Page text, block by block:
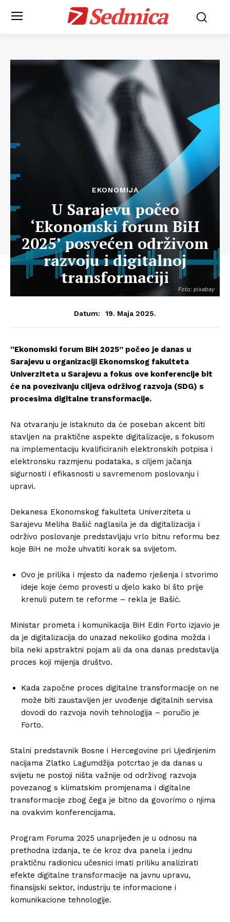
Sedmica
Foto: pixabay
EKONOMIJA
U Sarajevu počeo
‘Ekonomski forum BiH
2025’ posvećen održivom
razvoju i digitalnoj
transformaciji
Datum: 19. Maja 2025.
“Ekonomski forum BiH 2025” počeo je danas u
Sarajevu u organizaciji Ekonomskog fakulteta
Univerziteta u Sarajevu a fokus ove konferencije bit
će na povezivanju ciljeva održivog razvoja (SDG) s
procesima digitalne transformacije.
Na otvaranju je istaknuto da će poseban akcent biti
stavljen na praktične aspekte digitalizacije, s fokusom
na implementaciju kvalificiranih elektronskih potpisa i
elektronsku razmjenu podataka, s ciljem jačanja
sigurnosti i efikasnosti u savremenom poslovanju i
upravi.
Dekanesa Ekonomskog fakulteta Univerziteta u
Sarajevu Meliha Bašić naglasila je da digitalizacija i
održivo poslovanje predstavljaju vrlo bitnu reformu bez
koje BiH ne može uhvatiti korak sa svijetom.
Ovo je prilika i mjesto da nađemo rješenja i stvorimo
ideje koje ćemo provesti u djelo kako bi što prije
krenuli putem te reforme – rekla je Bašić.
Ministar prometa i komunikacija BiH Edin Forto izjavio je
da je digitalizacija do unazad nekoliko godina možda i
bila neki apstraktni pojam ali da ona danas predstavlja
proces koji mijenja društvo.
Kada započne proces digitalne transformacije on ne
može biti zaustavljen jer uvođenje digitalnih servisa
dovodi do razvoja novih tehnologija – poručio je
Forto.
Stalni predstavnik Bosne i Hercegovine pri Ujedinjenim
nacijama Zlatko Lagumdžija potcrtao je da danas u
svijetu ne postoji ništa važnije od održivog razvoja
povezanog s klimatskim promjenama i digitalne
transformacije zbog čega je bitno da govorimo o njima
na ovakvim konferencijama.
Program Foruma 2025 unaprijeđen je u odnosu na
prethodna izdanja, te će kroz dva panela i jednu
praktičnu radionicu učesnici imati priliku analizirati
efekte digitalne transformacije na javnu upravu,
finansijski sektor, industriju te informacione i
komunikacione tehnologije.